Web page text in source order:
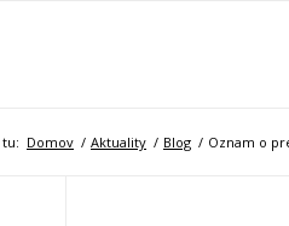
tu: Domov / Aktuality / Blog / Oznam o